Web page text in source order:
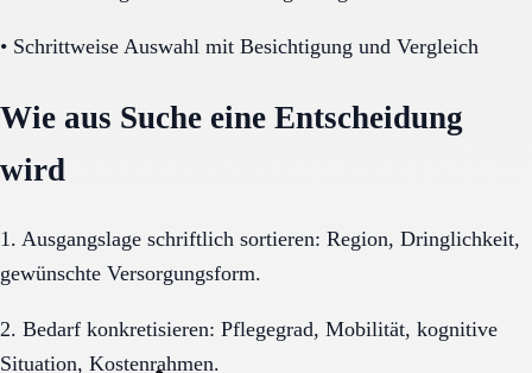
• Schrittweise Auswahl mit Besichtigung und Vergleich
Wie aus Suche eine Entscheidung
wird
1. Ausgangslage schriftlich sortieren: Region, Dringlichkeit,
gewünschte Versorgungsform.
2. Bedarf konkretisieren: Pflegegrad, Mobilität, kognitive
Situation, Kostenrahmen.